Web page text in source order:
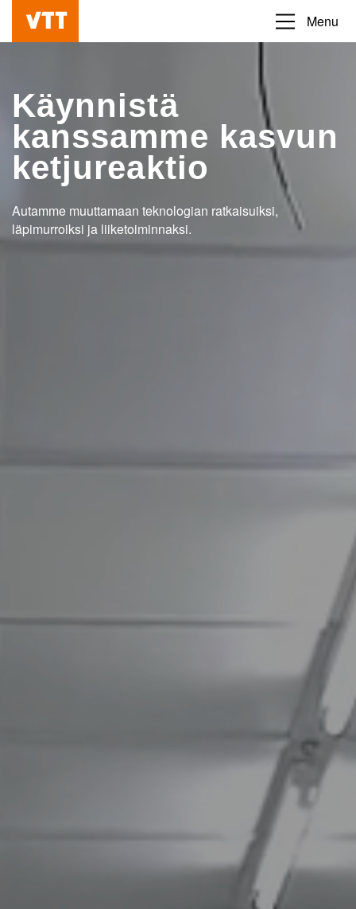
Hyppää
pääsisältöön
Beyond
Menu
Käynnistä
kanssamme kasvun
ketjureaktio
Autamme muuttamaan teknologian ratkaisuiksi,
läpimurroiksi ja liiketoiminnaksi.